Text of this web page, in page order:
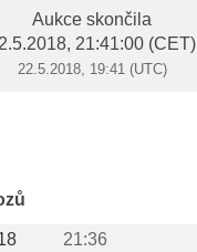
Aukce skončila
21:41:00 (CET)
22.5.2018, 19:41 (UTC)
21:36